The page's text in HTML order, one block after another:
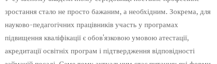
зростання стало не просто бажаним, а необхідним. Зокрема, для
науково-педагогічних працівників участь у програмах
підвищення кваліфікації є обов'язковою умовою атестації,
акредитації освітніх програм і підтвердження відповідності